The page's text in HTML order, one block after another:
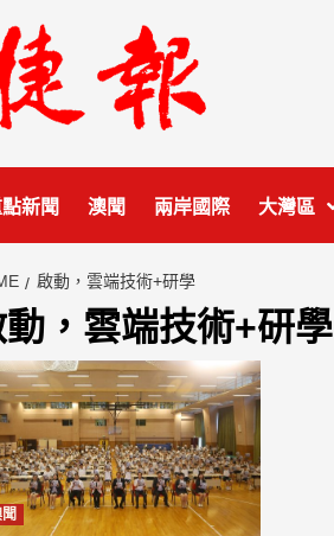
新聞 澳聞 兩岸國際 大灣區
啟動，雲端技術+研學
，雲端技術+研學